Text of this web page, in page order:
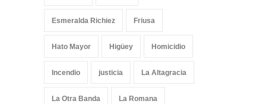
Esmeralda Richiez Friusa
Hato Mayor Higüey Homicidio
Incendio justicia La Altagracia
La Otra Banda La Romana